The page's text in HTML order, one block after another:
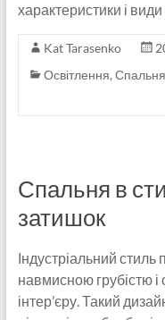
характеристики і види
Kat Tarasenko
Освітлення, Спальня
Спальня в
затишок
Індустріальний
навмисною грубістю
інтер’єру. Такий